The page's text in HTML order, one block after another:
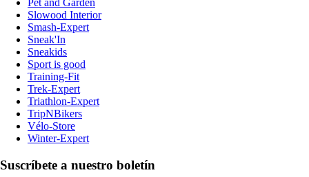
Slowood Interior
Smash-Expert
Sneak'In
Sneakids
Sport is good
Training-Fit
Trek-Expert
Triathlon-Expert
TripNBikers
Vélo-Store
Winter-Expert
Suscríbete a nuestro boletín